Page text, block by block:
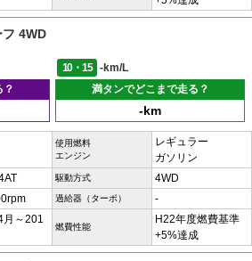
4WD
10・15
-km/L
？
満タンでどこまで走る？
-km
使用燃料
エンジン
レギュラー
ガソリン
駆動方式 4WD
過給器（ターボ） -
月～201
燃費性能
H22年度燃費基準
+5%達成